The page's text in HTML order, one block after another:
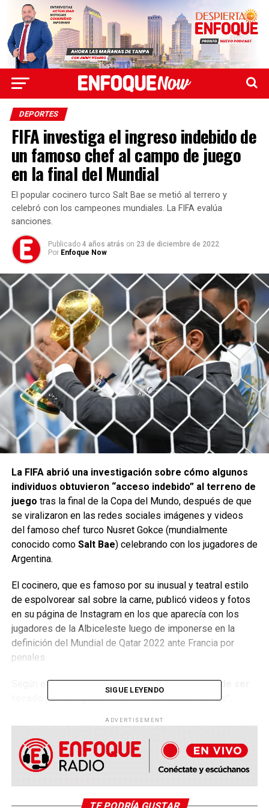
DEPORTES
FIFA investiga el ingreso indebido de
un famoso chef al campo de juego
en la final del Mundial
El popular cocinero turco Salt Bae se metió al terrero y
celebró con los campeones mundiales. La FIFA evalúa
sanciones.
Publicado 4 años atrás on 23 de diciembre de 2022
Por Enfoque Now
La FIFA abrió una investigación sobre cómo algunos
individuos obtuvieron “acceso indebido” al terreno de
juego tras la final de la Copa del Mundo, después de que
se viralizaron en las redes sociales imágenes y videos
del famoso chef turco Nusret Gokce (mundialmente
conocido como Salt Bae) celebrando con los jugadores de
Argentina.
El cocinero, que es famoso por su inusual y teatral estilo
de espolvorear sal sobre la carne, publicó videos y fotos
en su página de Instagram en los que aparecía con los
jugadores de la Albiceleste luego de imponerse en la
definición del Mundial de Qatar 2022 ante Francia por
penales.
Según el sitio web de la FIFA,el trofeo sólo puede ser
tocado por un “grupo muy selecto de personas”
embargo, esta persona se fotografió sosteniendo la Copa
del Mundo en distintas ocasiones.
“Tras una revisión, la FIFA ha establecido cómo algunos
después de la ceremonia de clausura en el estadio Lusail
SIGUE LEYENDO
ADVERTISEMENT